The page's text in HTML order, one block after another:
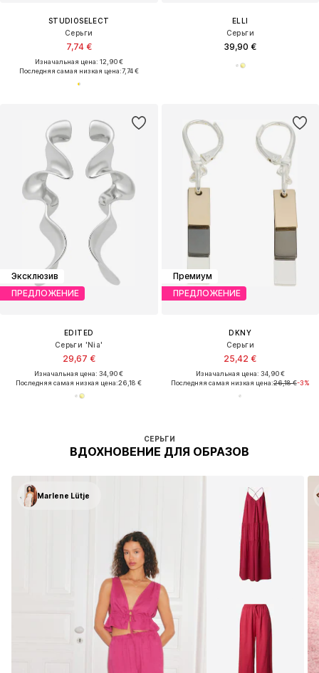
STUDIOSELECT
Серьги
7,74 €
Изначальная цена: 12,90 €
Последняя самая низкая цена:7,74 €
ELLI
Серьги
39,90 €
Эксклюзив
ПРЕДЛОЖЕНИЕ
EDITED
Серьги 'Nia'
29,67 €
Изначальная цена: 34,90 €
Последняя самая низкая цена:26,18 €
Премиум
ПРЕДЛОЖЕНИЕ
DKNY
Серьги
25,42 €
Изначальная цена: 34,90 €
Последняя самая низкая цена:26,18 €-3%
СЕРЬГИ
ВДОХНОВЕНИЕ ДЛЯ ОБРАЗОВ
Marlene Lütje